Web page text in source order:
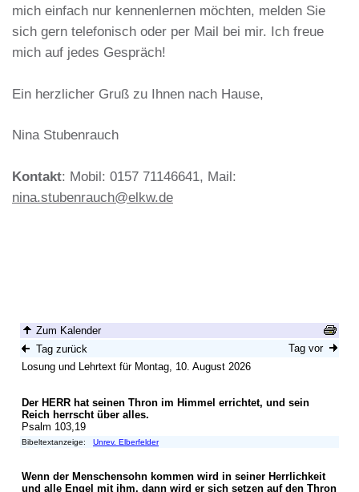
mich einfach nur kennenlernen möchten, melden Sie
sich gern telefonisch oder per Mail bei mir. Ich freue
mich auf jedes Gespräch!
Ein herzlicher Gruß zu Ihnen nach Hause,
Nina Stubenrauch
Kontakt: Mobil: 0157 71146641, Mail:
nina.stubenrauch@elkw.de